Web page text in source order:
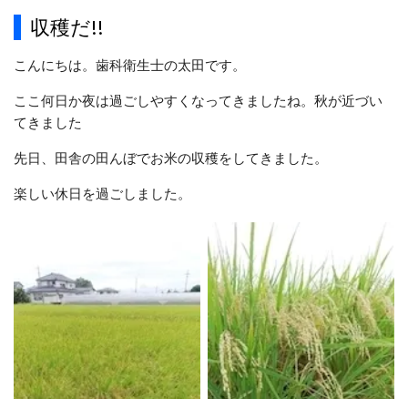
収穫だ!!
こんにちは。歯科衛生士の太田です。
ここ何日か夜は過ごしやすくなってきましたね。秋が近づい
てきました
先日、田舎の田んぼでお米の収穫をしてきました。
楽しい休日を過ごしました。